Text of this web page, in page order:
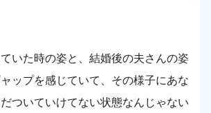
いた時の姿と、結婚後の夫さんの姿
ップを感じていて、その様子にあな
ついていけてない状態なんじゃない